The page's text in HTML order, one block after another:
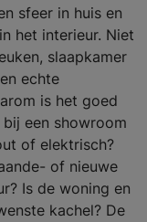
sfeer in huis en
het interieur. Niet
slaapkamer
echte
is het goed
een showroom
of elektrisch?
of nieuwe
Is de woning en
kachel? De